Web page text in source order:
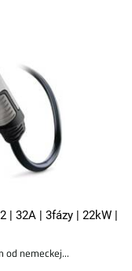
| 32A | 3fázy | 22kW |
od nemeckej...